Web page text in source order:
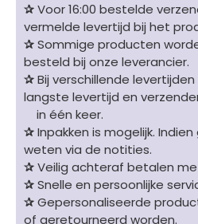
✰Voor 16:00 bestelde
vermelde levertijd bij het
✰Sommige producten
besteld bij onze leverancier.
✰Bij verschillende
langste levertijd en
in één keer.
✰Inpakken is mogelijk.
weten via de notities.
✰Veilig achteraf betalen
✰Snelle en persoonlijke
✰Gepersonaliseerde
of geretourneerd worden.